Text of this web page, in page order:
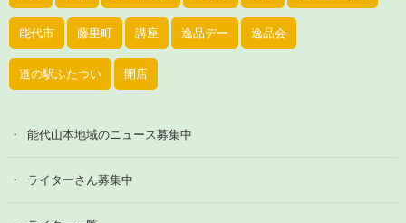
能代市 藤里町 講座 逸品デー 逸品会
道の駅ふたつい 開店
能代山本地域のニュース募集中
ライターさん募集中